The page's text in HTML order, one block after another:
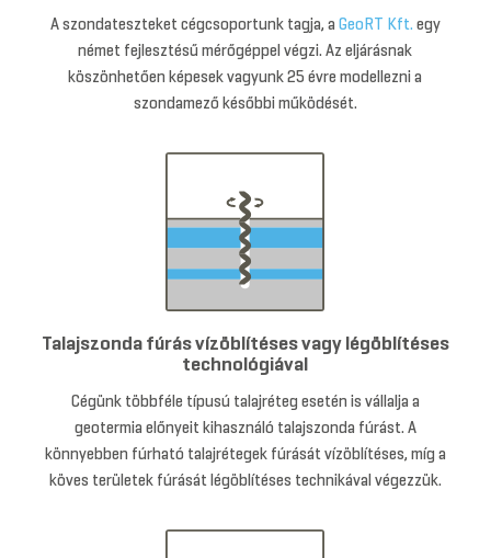
A szondateszteket cégcsoportunk tagja, a GeoRT Kft. egy
német fejlesztésű mérőgéppel végzi. Az eljárásnak
köszönhetően képesek vagyunk 25 évre modellezni a
szondamező későbbi működését.
Talajszonda fúrás vízöblítéses vagy légöblítéses
technológiával
Cégünk többféle típusú talajréteg esetén is vállalja a
geotermia előnyeit kihasználó talajszonda fúrást. A
könnyebben fúrható talajrétegek fúrását vízöblítéses, míg a
köves területek fúrását légöblítéses technikával végezzük.